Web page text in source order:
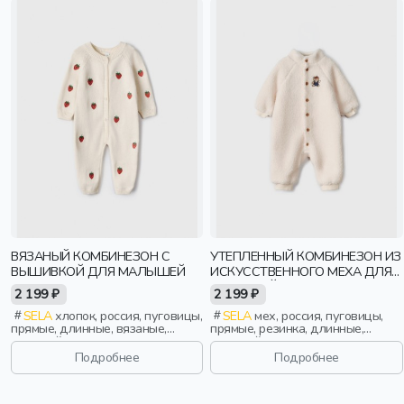
ВЯЗАНЫЙ КОМБИНЕЗОН С
ВЫШИВКОЙ ДЛЯ МАЛЫШЕЙ
2 199 ₽
SELAхлопок, россия, пуговицы,
прямые, длинные, вязаные,
длинный рукав, застежка,
вышивка, вырез, круглый вырез,
малыши, детиПодробнее
УТЕПЛЕННЫЙ КОМБИНЕЗОН ИЗ
ИСКУССТВЕННОГО МЕХА ДЛЯ
МАЛЫШЕЙ
2 199 ₽
SELAмех, россия, пуговицы,
прямые, резинка, длинные,
длинный рукав, застежка,
утепленные, вышивка, воротник,
воротник-стойка, малыши, дети
Подробнее